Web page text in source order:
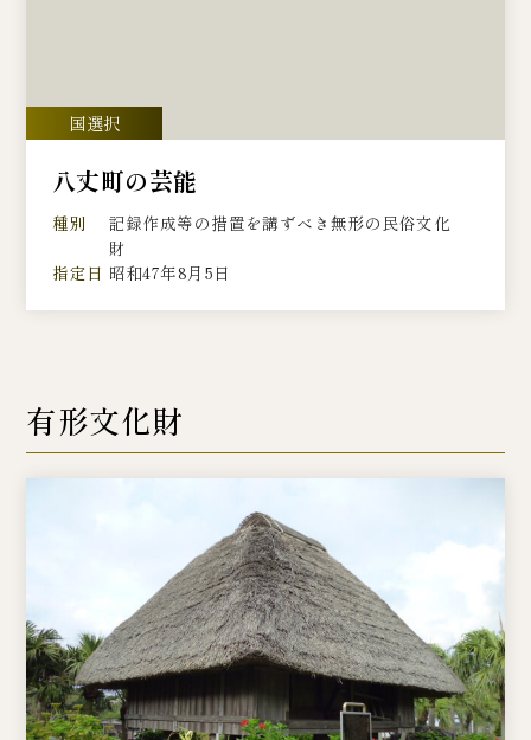
八丈町の芸能
種別
記録作成等の措置を講ずべき無形の民俗文化
財
指定日 昭和47年8月5日
有形文化財